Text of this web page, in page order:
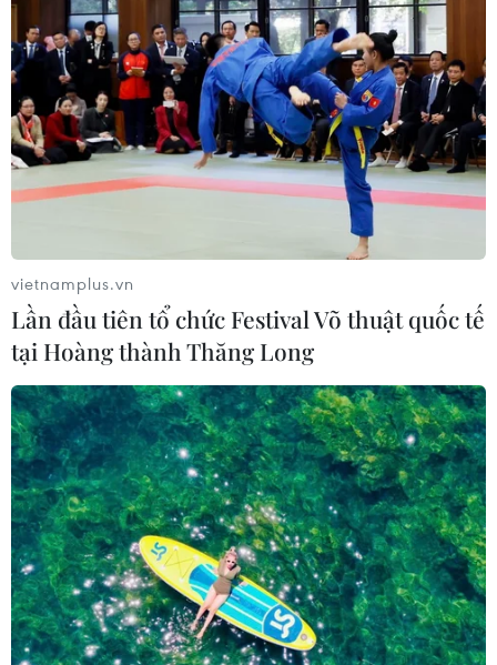
vietnamplus.vn
Lần đầu tiên tổ chức Festival Võ thuật quốc tế
tại Hoàng thành Thăng Long